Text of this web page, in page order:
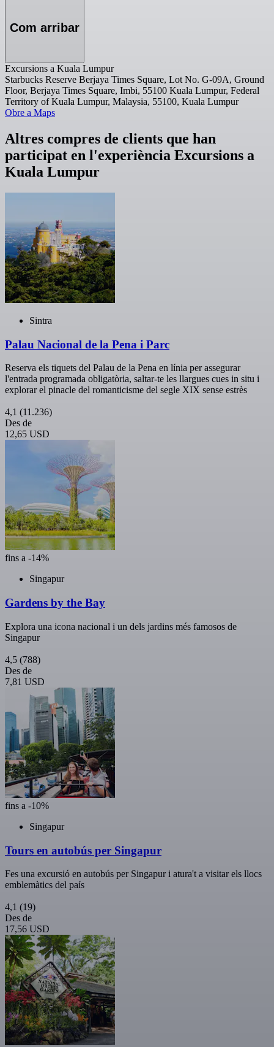
Com arribar
Excursions a Kuala Lumpur
Starbucks Reserve Berjaya Times Square, Lot No. G-09A, Ground
Floor, Berjaya Times Square, Imbi, 55100 Kuala Lumpur, Federal
Territory of Kuala Lumpur, Malaysia, 55100, Kuala Lumpur
Obre a Maps
Altres compres de clients que han
participat en l'experiència Excursions a
Kuala Lumpur
Sintra
Palau Nacional de la Pena i Parc
Reserva els tiquets del Palau de la Pena en línia per assegurar
l'entrada programada obligatòria, saltar-te les llargues cues in situ i
explorar el pinacle del romanticisme del segle XIX sense estrès
4,1 (11.236)
Des de
12,65 USD
fins a -14%
Singapur
Gardens by the Bay
Explora una icona nacional i un dels jardins més famosos de
Singapur
4,5 (788)
Des de
7,81 USD
fins a -10%
Singapur
Tours en autobús per Singapur
Fes una excursió en autobús per Singapur i atura't a visitar els llocs
emblemàtics del país
4,1 (19)
Des de
17,56 USD